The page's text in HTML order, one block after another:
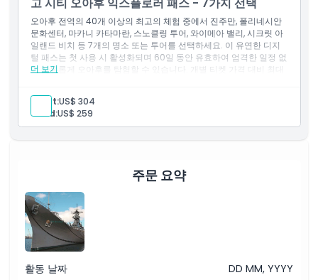
오아후 전역의 40개 이상의 최고의 체험 중에서 진주만, 폴리네시안
문화센터, 마카니 카타마란, 스노클링 투어, 와이메아 밸리, 시크릿 아
일랜드 비치 등 7개의 명소 또는 투어를 선택하세요. 이 유연한 디지
털 패스는 첫 사용 시 활성화되며 60일 동안 유효하여 엄격한 일정 없
이 자유롭게 오아후를 탐험할 수 있습니다. 개별 티켓 가격 대비 최대
시키고자 하는 여행자에게 완벽한 7선택 패스는 맞춤형 자유와 훌륭
한 가치를 제공합니다.
더 보기
Adult:US$ 304
Child:US$ 259
주문 요약
활동 날짜
DD MM, YYYY